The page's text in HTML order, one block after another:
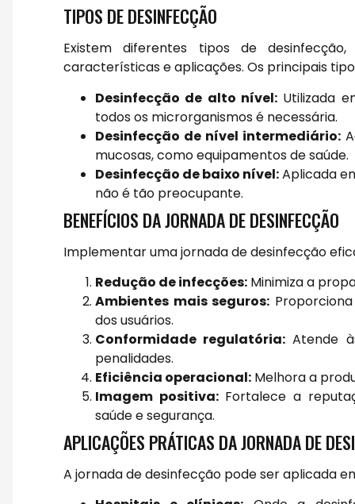
TIPOS DE DESINFECÇÃO
Existem diferentes tipos de
características e aplicações. Os principais
Desinfecção de alto nível: Utilizada
todos os microrganismos é necessária.
Desinfecção de nível intermediário:
mucosas, como equipamentos de saúde.
Desinfecção de baixo nível:Aplicada
não é tão preocupante.
BENEFÍCIOS DA JORNADA DE DESINFECÇÃO
Implementar uma jornada de desinfecção
Redução de infecções: Minimiza a
Ambientes mais seguros:
dos usuários.
Conformidade regulatória: Atende
penalidades.
Eficiência operacional: Melhora a
Imagem positiva:Fortalece a
saúde e segurança.
APLICAÇÕES PRÁTICAS DA JORNADA DE
A jornada de desinfecção pode ser aplicada